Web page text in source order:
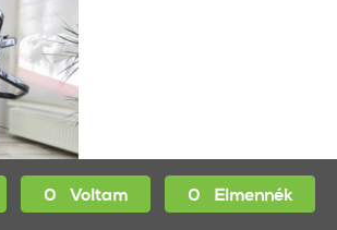
0 Voltam 0 Elmennék